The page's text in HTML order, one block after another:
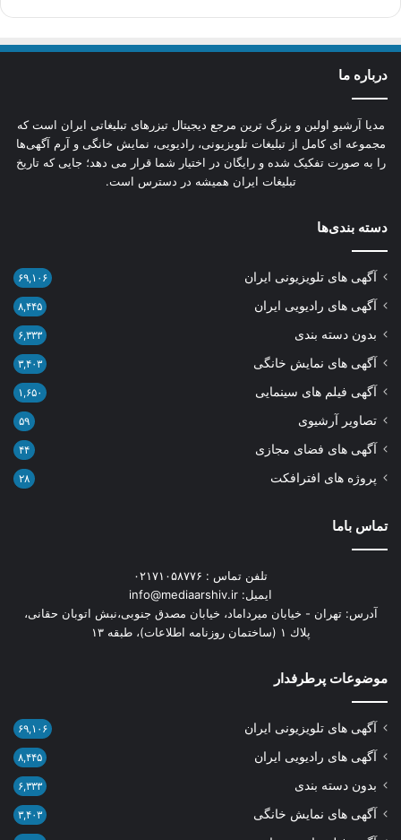
درباره ما
مدیا آرشیو اولین و بزرگ‌ ترین مرجع دیجیتال تیزرهای تبلیغاتی ایران است که
مجموعه‌ ای کامل از تبلیغات تلویزیونی، رادیویی، نمایش خانگی و آرم‌ آگهی‌ها
را به‌ صورت تفکیک‌ شده و رایگان در اختیار شما قرار می‌ دهد؛ جایی که تاریخ
تبلیغات ایران همیشه در دسترس است.
دسته بندی‌ها
آگهی های تلویزیونی ایران ۶۹,۱۰۶
آگهی های رادیویی ایران ۸,۴۴۵
بدون دسته بندی ۶,۳۳۳
آگهی های نمایش خانگی ۳,۴۰۳
آگهی فیلم های سینمایی ۱,۶۵۰
تصاویر آرشیوی ۵۹
آگهی های فضای مجازی ۴۴
پروژه های افترافکت ۲۸
تماس باما
تلفن تماس : ۰۲۱۷۱۰۵۸۷۷۶
ایمیل: info@mediaarshiv.ir
آدرس: تهران - خیابان میرداماد، خیابان مصدق جنوبی،نبش اتوبان حقانی،
پلاك ١ (ساختمان روزنامه اطلاعات)، طبقه ۱۳
موضوعات پرطرفدار
آگهی های تلویزیونی ایران ۶۹,۱۰۶
آگهی های رادیویی ایران ۸,۴۴۵
بدون دسته بندی ۶,۳۳۳
آگهی های نمایش خانگی ۳,۴۰۳